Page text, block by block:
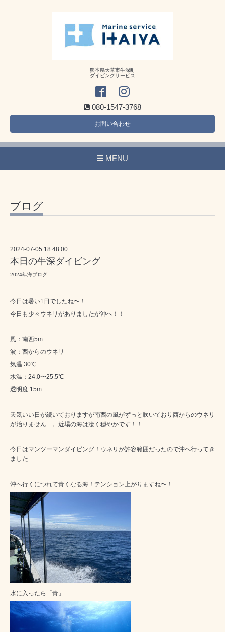
熊本県天草市牛深町
ダイビングサービス
080-1547-3768
お問い合わせ
MENU
ブログ
2024-07-05 18:48:00
本日の牛深ダイビング
2024年海ブログ
今日は暑い1日でしたね〜！
今日も少々ウネリがありましたが沖へ！！
風：南西5m
波：西からのウネリ
気温:30℃
水温：24.0〜25.5℃
透明度:15m
天気いい日が続いておりますが南西の風がずっと吹いており西からのウネリ
が治りません…。近場の海は凄く穏やかです！！
今日はマンツーマンダイビング！ウネリが許容範囲だったので沖へ行ってき
ました
沖へ行くにつれて青くなる海！テンション上がりますね〜！
水に入ったら「青」